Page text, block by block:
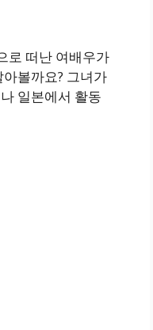
로 떠난 여배우가
볼까요? 그녀가
일본에서 활동